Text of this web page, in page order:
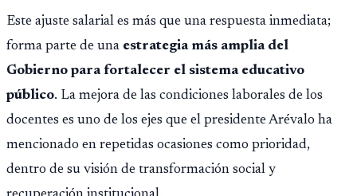
Este ajuste salarial es más que una respuesta inmediata;
forma parte de una estrategia más amplia del
Gobierno para fortalecer el sistema educativo
público. La mejora de las condiciones laborales de los
docentes es uno de los ejes que el presidente Arévalo ha
mencionado en repetidas ocasiones como prioridad,
dentro de su visión de transformación social y